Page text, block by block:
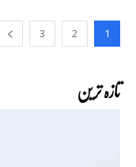
1
2
3
تازہ ترین